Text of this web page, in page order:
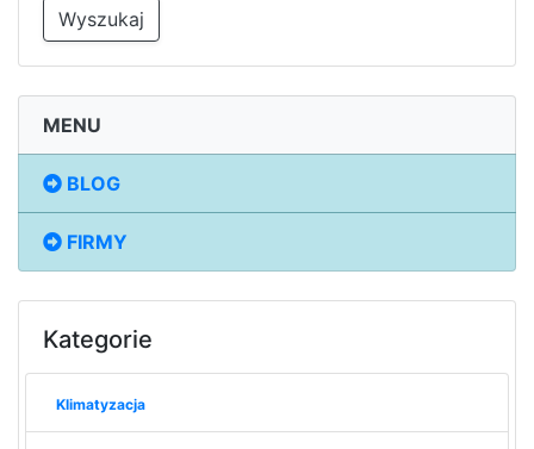
Wyszukaj
MENU
BLOG
FIRMY
Kategorie
Klimatyzacja